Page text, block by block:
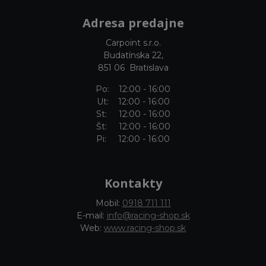
Adresa predajne
Carpoint s.r.o.
Budatínska 22,
851 06 Bratislava
Po: 12:00 - 16:00
Ut: 12:00 - 16:00
St: 12:00 - 16:00
Št: 12:00 - 16:00
Pi: 12:00 - 16:00
Kontakty
Mobil: 0918 711 111
E-mail: info@racing-shop.sk
Web: www.racing-shop.sk